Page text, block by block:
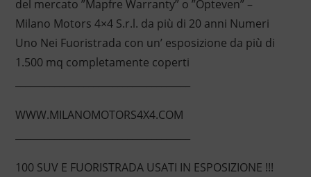
del mercato ”Mapfre Warranty” o ”Opteven” –
Milano Motors 4×4 S.r.l. da più di 20 anni Numeri
Uno Nei Fuoristrada con un’ esposizione da più di
1.500 mq completamente coperti
WWW.MILANOMOTORS4X4.COM
100 SUV E FUORISTRADA USATI IN ESPOSIZIONE !!!